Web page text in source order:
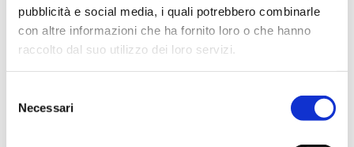
pubblicità e social media, i quali potrebbero combinarle
con altre informazioni che ha fornito loro o che hanno
raccolto dal suo utilizzo dei loro servizi.
delNecessari